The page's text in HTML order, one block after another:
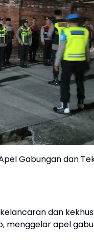
Gabungan dan
dan
menggelar apel